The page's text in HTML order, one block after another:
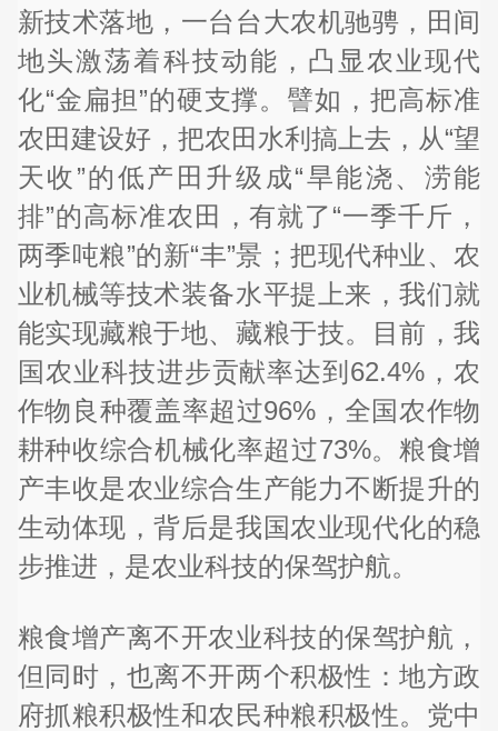
新技术落地，一台台大农机驰骋，田间
地头激荡着科技动能，凸显农业现代
化“金扁担”的硬支撑。譬如，把高标准
农田建设好，把农田水利搞上去，从“望
天收”的低产田升级成“旱能浇、涝能
排”的高标准农田，有就了“一季千斤，
两季吨粮”的新“丰”景；把现代种业、农
业机械等技术装备水平提上来，我们就
能实现藏粮于地、藏粮于技。目前，我
国农业科技进步贡献率达到62.4%，农
作物良种覆盖率超过96%，全国农作物
耕种收综合机械化率超过73%。粮食增
产丰收是农业综合生产能力不断提升的
生动体现，背后是我国农业现代化的稳
步推进，是农业科技的保驾护航。
粮食增产离不开农业科技的保驾护航，
但同时，也离不开两个积极性：地方政
府抓粮积极性和农民种粮积极性。党中